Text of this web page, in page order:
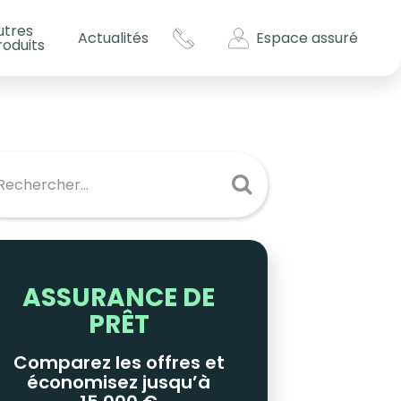
?
Actualités Espace assuré
ASSURANCE DE
PRÊT
Comparez les offres et
économisez jusqu’à